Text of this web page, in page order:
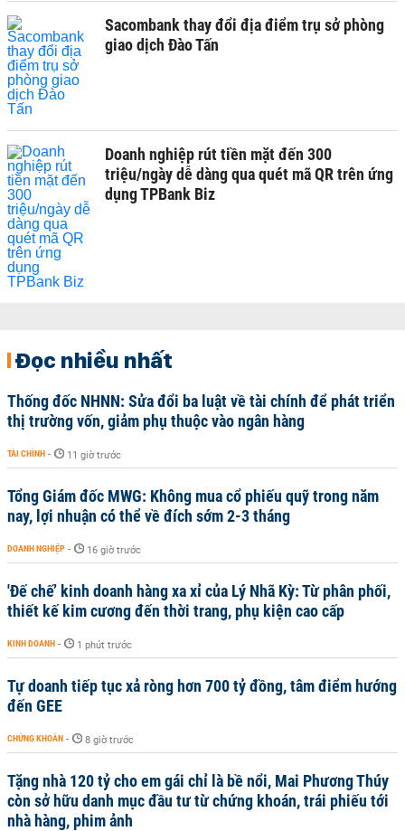
Sacombank thay đổi địa điểm trụ sở phòng
giao dịch Đào Tấn
Doanh nghiệp rút tiền mặt đến 300
triệu/ngày dễ dàng qua quét mã QR trên ứng
dụng TPBank Biz
Đọc nhiều nhất
Thống đốc NHNN: Sửa đổi ba luật về tài chính để phát triển
thị trường vốn, giảm phụ thuộc vào ngân hàng
TÀI CHÍNH - 11 giờ trước
Tổng Giám đốc MWG: Không mua cổ phiếu quỹ trong năm
nay, lợi nhuận có thể về đích sớm 2-3 tháng
DOANH NGHIỆP - 16 giờ trước
'Đế chế’ kinh doanh hàng xa xỉ của Lý Nhã Kỳ: Từ phân phối,
thiết kế kim cương đến thời trang, phụ kiện cao cấp
KINH DOANH - 1 phút trước
Tự doanh tiếp tục xả ròng hơn 700 tỷ đồng, tâm điểm hướng
đến GEE
CHỨNG KHOÁN - 8 giờ trước
Tặng nhà 120 tỷ cho em gái chỉ là bề nổi, Mai Phương Thúy
còn sở hữu danh mục đầu tư từ chứng khoán, trái phiếu tới
nhà hàng, phim ảnh